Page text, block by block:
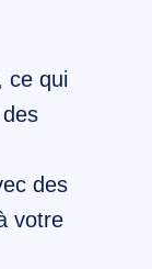
ce qui
des
votre